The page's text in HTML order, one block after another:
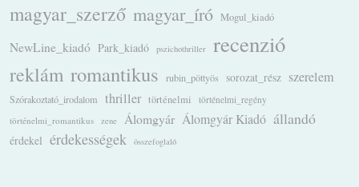
magyar_szerző magyar_író Mogul_kiadó
NewLine_kiadó Park_kiadó pszichothriller recenzió
reklám romantikus rubin_pöttyös sorozat_rész szerelem
Szórakoztató_irodalom thriller történelmi
történelmi_regény
történelmi_romantikus
zene Álomgyár Álomgyár Kiadó állandó
érdekel érdekességek összefoglaló